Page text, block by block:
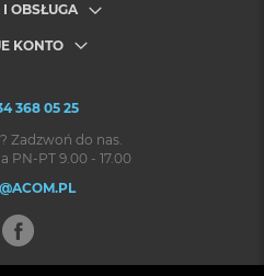
OBSŁUGA
KONTO
368 05 25
Zadzwoń do nas.
PN-PT 9.00 - 17.00